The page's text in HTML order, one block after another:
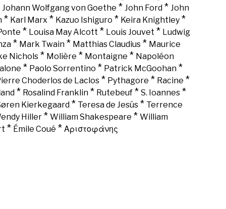
Johann Wolfgang von Goethe * John Ford * John
* Karl Marx * Kazuo Ishiguro * Keira Knightley*
* Louisa May Alcott * Louis Jouvet * Ludwig
* Mark Twain* Matthias Claudius* Maurice
Nichols* Molière * Montaigne * Napoléon
* Paolo Sorrentino * Patrick McGoohan*
Choderlos de Laclos* Pythagore * Racine *
* Rosalind Franklin* Rutebeuf* S. Ioannes*
Kierkegaard* Teresa de Jesús* Terrence
Hiller * William Shakespeare * William
* Émile Coué * Αριστοφάνης